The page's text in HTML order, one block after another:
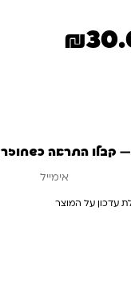
₪
— קבלו התראה כשחוזר
עדכון על המוצר